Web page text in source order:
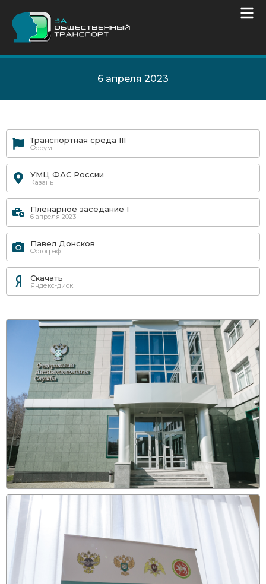
6 апреля 2023
Транспортная среда III
Форум
УМЦ ФАС России
Казань
Пленарное заседание I
6 апреля 2023
Павел Донсков
Фотограф
Скачать
Яндекс-диск